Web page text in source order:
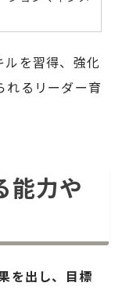
ルを習得、強化
れるリーダー育
能力や
を出し、目標